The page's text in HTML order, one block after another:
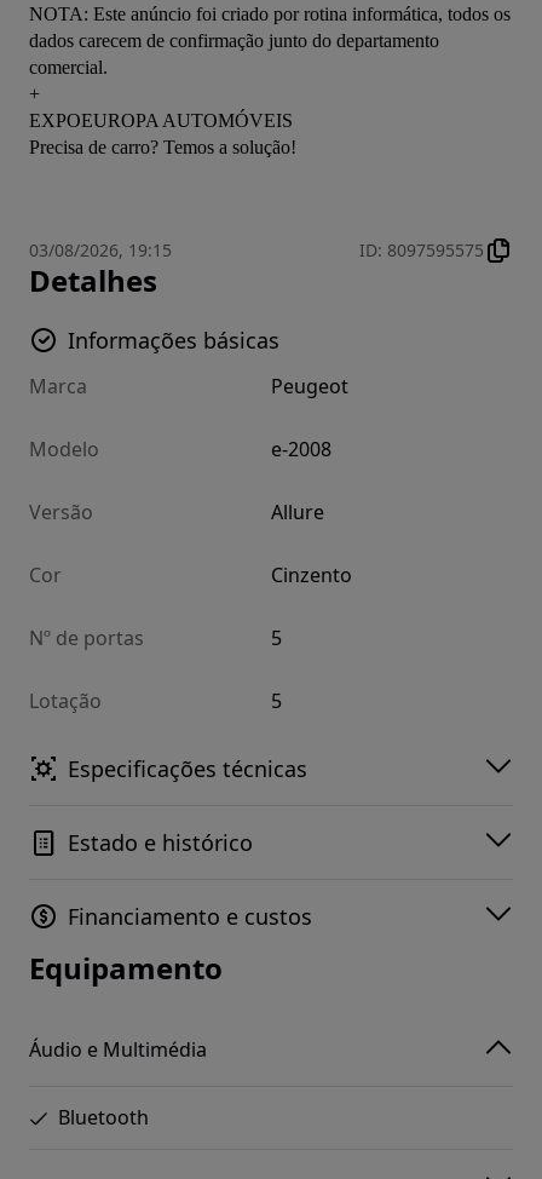
NOTA: Este anúncio foi criado por rotina informática, todos os
dados carecem de confirmação junto do departamento
comercial.
+
EXPOEUROPA AUTOMÓVEIS
Precisa de carro? Temos a solução!
03/08/2026, 19:15 ID: 8097595575
Detalhes
Informações básicas
Marca Peugeot
Modelo e-2008
Versão Allure
Cor Cinzento
Nº de portas 5
Lotação 5
Especificações técnicas
Estado e histórico
Financiamento e custos
Equipamento
Áudio e Multimédia
Bluetooth